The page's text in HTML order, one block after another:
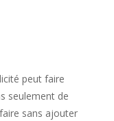
peut faire
seulement de
sans ajouter